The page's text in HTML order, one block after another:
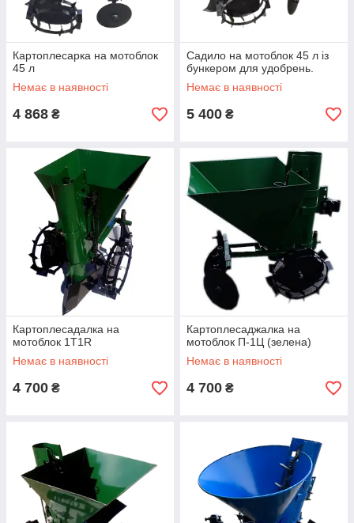
Картоплесарка на мотоблок
45 л
Немає в наявності
4 868 ₴
Садило на мотоблок 45 л із
бункером для удобрень.
Немає в наявності
5 400 ₴
Картоплесадалка на
мотоблок 1T1R
Немає в наявності
4 700 ₴
Картоплесаджалка на
мотоблок П-1Ц (зелена)
Немає в наявності
4 700 ₴